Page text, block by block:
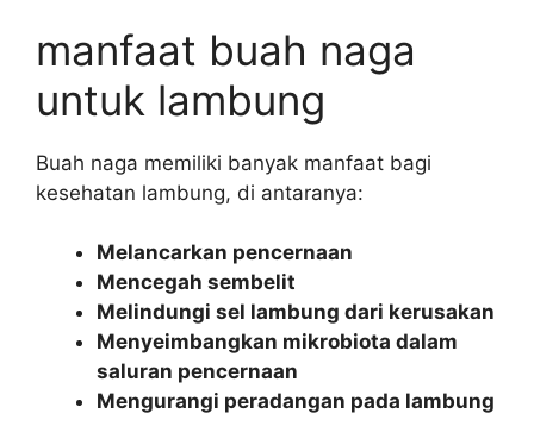
manfaat buah naga
untuk lambung
Buah naga memiliki banyak manfaat bagi
kesehatan lambung, di antaranya:
Melancarkan pencernaan
Mencegah sembelit
Melindungi sel lambung dari kerusakan
Menyeimbangkan mikrobiota dalam
saluran pencernaan
Mengurangi peradangan pada lambung